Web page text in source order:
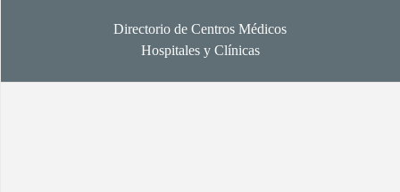
Directorio de Centros Médicos
Hospitales y Clínicas